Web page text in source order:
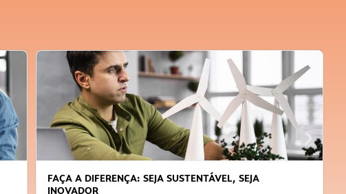
FAÇA A DIFERENÇA: SEJA SUSTENTÁVEL, SEJA
INOVADOR